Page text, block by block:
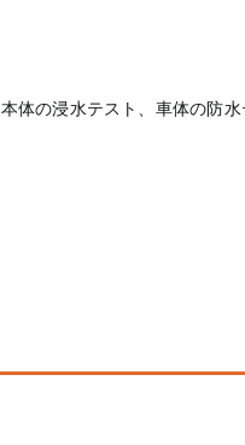
本体の浸水テスト、車体の防